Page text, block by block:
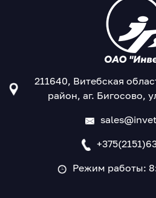
211640, Витебская
район, аг. Бигосово,
Режим работы: